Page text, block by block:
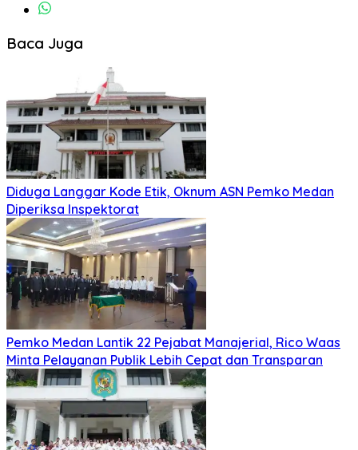
Baca Juga
Diduga Langgar Kode Etik, Oknum ASN Pemko Medan
Diperiksa Inspektorat
Pemko Medan Lantik 22 Pejabat Manajerial, Rico Waas
Minta Pelayanan Publik Lebih Cepat dan Transparan